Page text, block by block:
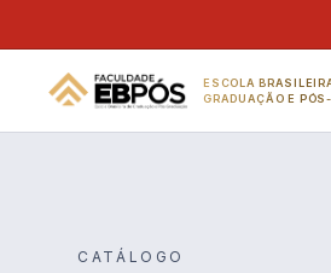
ESCOLA
GRADUAÇÃO E
CATÁLOGO